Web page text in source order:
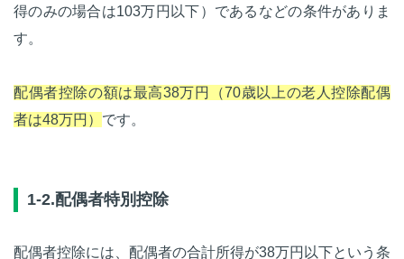
得のみの場合は103万円以下）であるなどの条件がありま
す。
配偶者控除の額は最高38万円（70歳以上の老人控除配偶
者は48万円） です。
1-2.配偶者特別控除
配偶者控除には、配偶者の合計所得が38万円以下という条